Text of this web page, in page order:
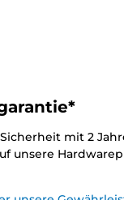
mit 2
unsere